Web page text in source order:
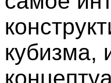
кубизма,